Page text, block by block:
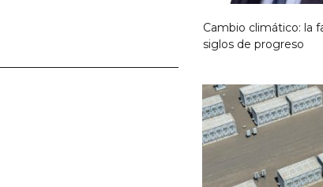
Cambio climático: la
siglos de progreso